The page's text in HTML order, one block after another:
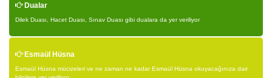
Dualar
Dilek Duası, Hacet Duası, Sınav Duası gibi dualara da yer veriliyor
Esmaül Hüsna
Esmaül Hüsna mücizeleri ve ne zaman ne kadar Esmaül Hüsna okuyacağınıza dair